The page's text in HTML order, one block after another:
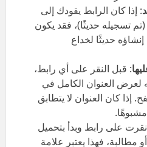
: إذا كان الرابط يقودك إلى
تسجيله حديثًا)، فقد يكون
حديثًا لخداع
: قبل النقر على أي رابط،
لعرض العنوان الكامل في
إذا كان العنوان لا يتطابق
نقرت على رابط وبدأ بتحميل
مطالبة، فهذا يعتبر علامة